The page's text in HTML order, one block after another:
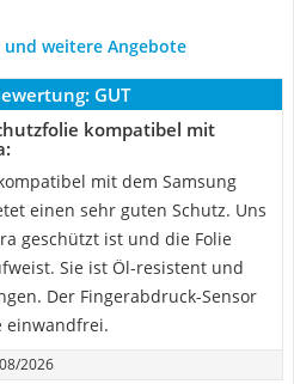
und weitere Angebote
GUT
kompatibel mit
mit dem Samsung
einen sehr guten Schutz. Uns
geschützt ist und die Folie
Sie ist Öl-resistent und
Der Fingerabdruck-Sensor
einwandfrei.
08/2026